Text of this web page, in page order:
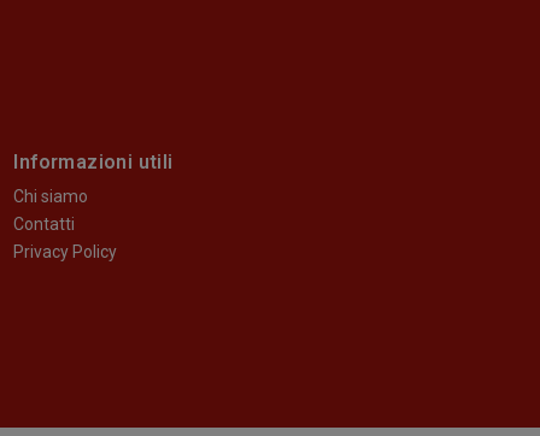
Informazioni utili
Chi siamo
Contatti
Privacy Policy